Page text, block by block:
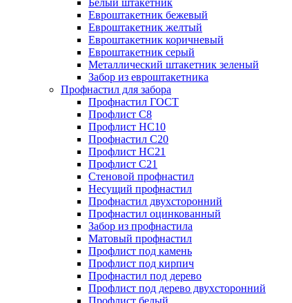
Белый штакетник
Евроштакетник бежевый
Евроштакетник желтый
Евроштакетник коричневый
Евроштакетник серый
Металлический штакетник зеленый
Забор из евроштакетника
Профнастил для забора
Профнастил ГОСТ
Профлист С8
Профлист НС10
Профнастил С20
Профлист НС21
Профлист С21
Стеновой профнастил
Несущий профнастил
Профнастил двухсторонний
Профнастил оцинкованный
Забор из профнастила
Матовый профнастил
Профлист под камень
Профлист под кирпич
Профнастил под дерево
Профлист под дерево двухсторонний
Профлист белый